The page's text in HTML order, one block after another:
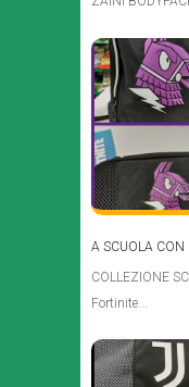
A SCUOLA
COLLEZIONE
Fortinite...